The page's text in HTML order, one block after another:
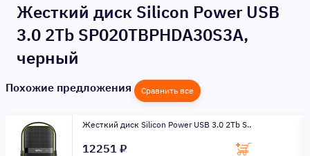
Жесткий диск Silicon Power USB
3.0 2Tb SP020TBPHDA30S3A,
черный
Похожие предложения Сравнить все
Жесткий диск Silicon Power USB 3.0 2Tb S..
12251 ₽